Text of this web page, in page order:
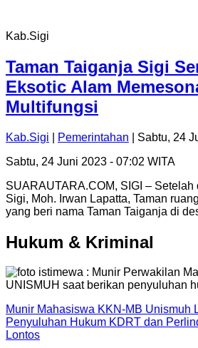
Kab.Sigi
Taman Taiganja Sigi
Eksotic Alam
Multifungsi
Kab.Sigi Pemerintahan | Sabtu, 24
Sabtu, 24 Juni 2023 - 07:02 WITA
SUARAUTARA.COM, SIGI –
Sigi, Moh. Irwan Lapatta, Taman
yang beri nama Taman Taiganja di
Hukum & Kriminal
Munir Mahasiswa KKN-MB Unismuh
Penyuluhan Hukum KDRT dan
Lontos